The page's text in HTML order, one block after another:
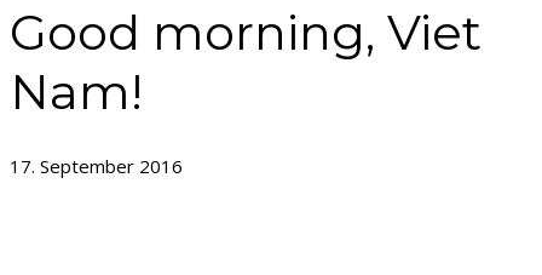
Good morning, Viet
Nam!
17. September 2016